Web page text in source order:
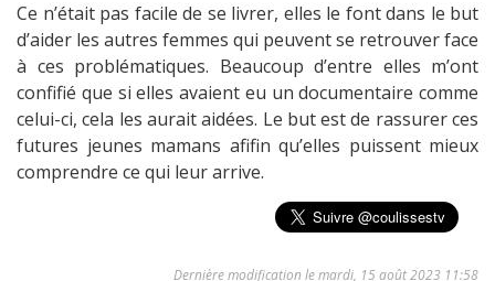
Ce n’était pas facile de se livrer, elles le font dans le but
d’aider les autres femmes qui peuvent se retrouver face
à ces problématiques. Beaucoup d’entre elles m’ont
confifié que si elles avaient eu un documentaire comme
celui-ci, cela les aurait aidées. Le but est de rassurer ces
futures jeunes mamans afifin qu’elles puissent mieux
comprendre ce qui leur arrive.
Dernière modification le mardi, 15 août 2023 11:58